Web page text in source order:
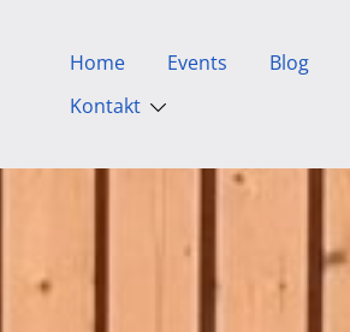
Home Events Blog
Kontakt